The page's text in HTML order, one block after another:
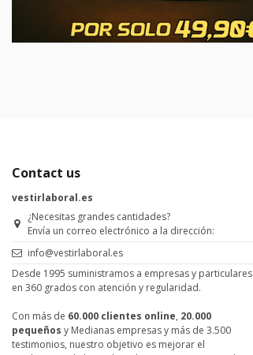
Contact us
vestirlaboral.es
¿Necesitas grandes cantidades?
Envía un correo electrónico a la dirección:
info@vestirlaboral.es
Desde 1995 suministramos a empresas y particulares
en 360 grados con atención y regularidad.
Con más de 60.000 clientes online, 20.000
pequeños y Medianas empresas y más de 3.500
testimonios, nuestro objetivo es mejorar el